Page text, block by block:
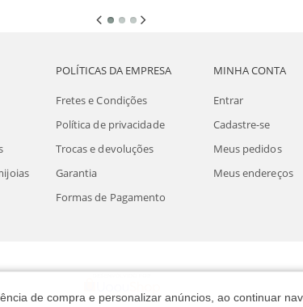
de compra e personalizar anúncios, ao continuar
POLÍTICAS DA EMPRESA
Fretes e Condições
Política de privacidade
Trocas e devoluções
Garantia
Formas de Pagamento
MINHA CONTA
Entrar
Cadastre-se
Meus pedidos
Meus endereços